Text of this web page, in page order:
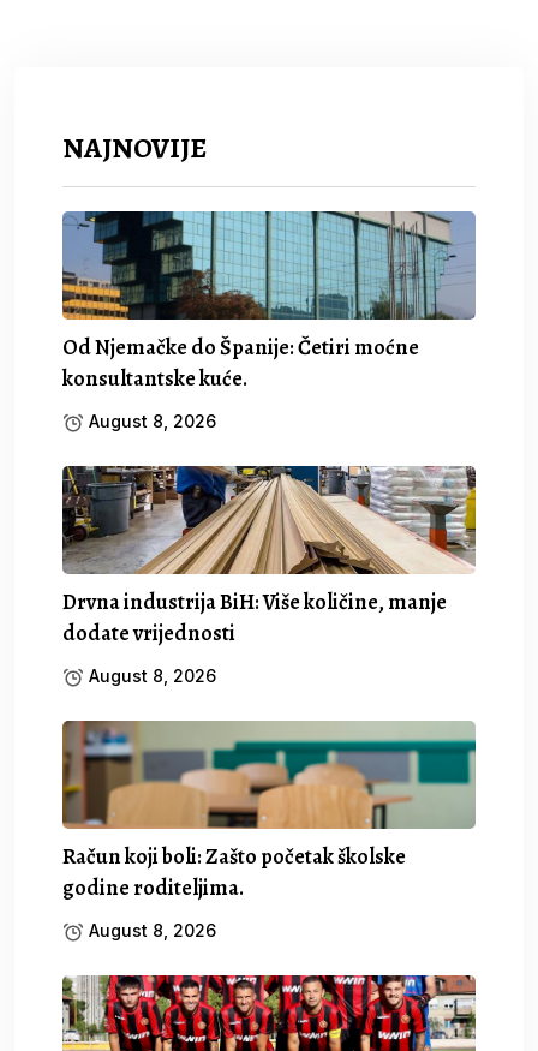
NAJNOVIJE
Od Njemačke do Španije: Četiri moćne
konsultantske kuće.
August 8, 2026
Drvna industrija BiH: Više količine, manje
dodate vrijednosti
August 8, 2026
Račun koji boli: Zašto početak školske
godine roditeljima.
August 8, 2026